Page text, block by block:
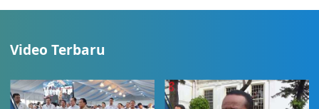
Video Terbaru